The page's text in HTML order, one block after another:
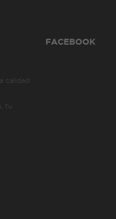
calidad
tu
FACEBOOK